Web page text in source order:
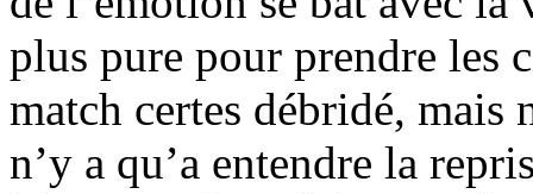
plus pure pour prendre les
match certes débridé, mais
n’y a qu’a entendre la